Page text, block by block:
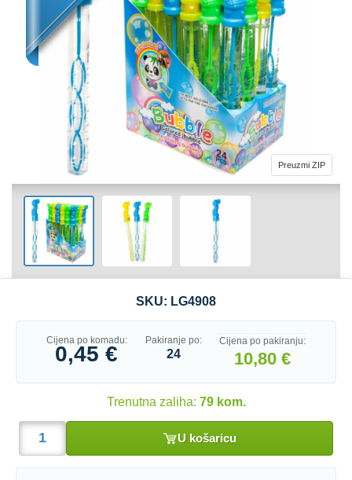
Preuzmi ZIP
SKU: LG4908
Cijena po komadu:
0,45 €
Pakiranje po:
24
Cijena po pakiranju:
10,80 €
Trenutna zaliha: 79 kom.
U košaricu